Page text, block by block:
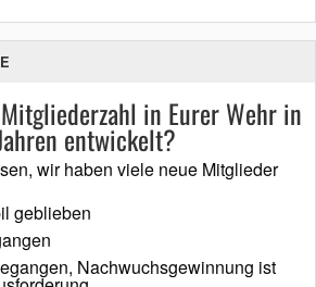
in Eurer Wehr in
entwickelt?
wir haben viele neue Mitglieder
geblieben
Nachwuchsgewinnung ist